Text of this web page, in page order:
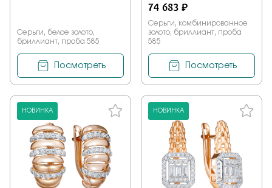
Серьги, белое золото,
бриллиант, проба 585
Посмотреть
74 683 ₽
Серьги, комбинированное
золото, бриллиант, проба
585
Посмотреть
НОВИНКА НОВИНКА